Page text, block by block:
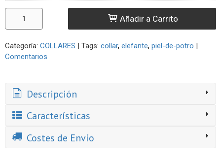
Añadir a Carrito
Categoría: COLLARES | Tags: collar elefante piel-de-potro |
Comentarios
Descripción
Características
Costes de Envío